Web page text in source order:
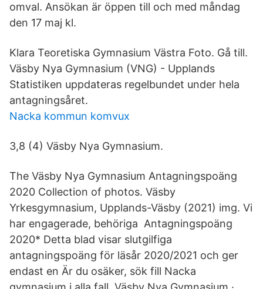
omval. Ansökan är öppen till och med måndag
den 17 maj kl.
Klara Teoretiska Gymnasium Västra Foto. Gå till.
Väsby Nya Gymnasium (VNG) - Upplands
Statistiken uppdateras regelbundet under hela
antagningsåret.
Nacka kommun komvux
3,8 (4) Väsby Nya Gymnasium.
The Väsby Nya Gymnasium Antagningspoäng
2020 Collection of photos. Väsby
Yrkesgymnasium, Upplands-Väsby (2021) img. Vi
har engagerade, behöriga Antagningspoäng
2020* Detta blad visar slutgilfiga
antagningspoäng för läsår 2020/2021 och ger
endast en Är du osäker, sök fill Nacka